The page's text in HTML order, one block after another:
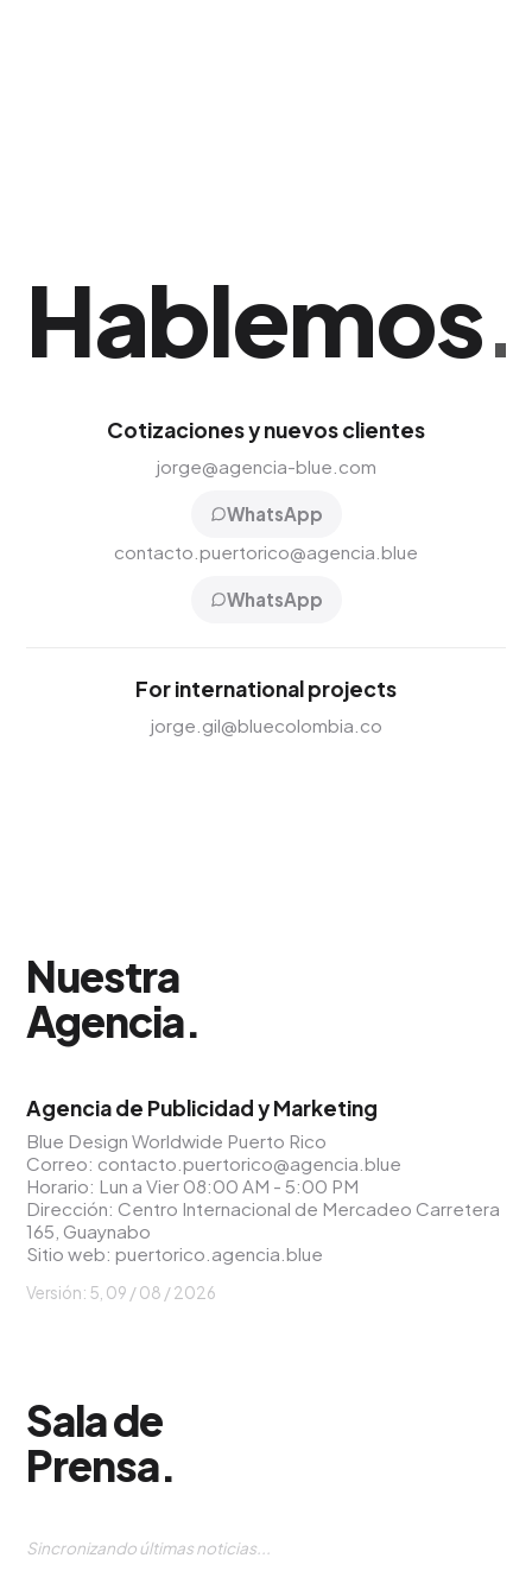
Hablemos.
Cotizaciones y nuevos clientes
jorge@agencia-blue.com
WhatsApp
contacto.puertorico@agencia.blue
WhatsApp
For international projects
jorge.gil@bluecolombia.co
Nuestra
Agencia.
Agencia de Publicidad y Marketing
Blue Design Worldwide Puerto Rico
Correo: contacto.puertorico@agencia.blue
Horario: Lun a Vier 08:00 AM - 5:00 PM
Dirección: Centro Internacional de Mercadeo Carretera
165, Guaynabo
Sitio web:puertorico.agencia.blue
Versión: 5, 09 / 08 / 2026
Sala de
Prensa.
Sincronizando últimas noticias...